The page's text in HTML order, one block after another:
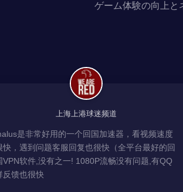
ゲーム体験の向上と
上海上港球迷频道
是非常好用的一个回国加速器，看视频速度
快，遇到问题客服回复也很快（全平台最好的回
VPN软件,没有之一! 1080P流畅没有问题,有QQ
反馈也很快